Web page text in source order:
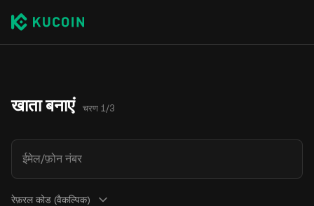
खाता बनाएं चरण 1/3
ईमेल/फ़ोन नंबर
रेफ़रल कोड (वैकल्पिक)